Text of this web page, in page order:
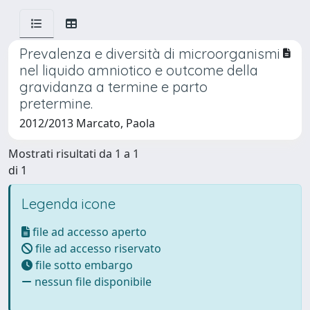
Prevalenza e diversità di microorganismi
nel liquido amniotico e outcome della
gravidanza a termine e parto
pretermine.
2012/2013 Marcato, Paola
Mostrati risultati da 1 a 1
di 1
Legenda icone
file ad accesso aperto
file ad accesso riservato
file sotto embargo
nessun file disponibile